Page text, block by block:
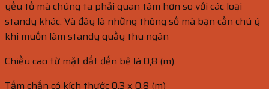
yếu tố mà chúng ta phải quan tâm hơn so với các loại
standy khác. Và đây là những thông số mà bạn cần chú ý
khi muốn làm standy quầy thu ngân
Chiều cao từ mặt đất đến bệ là 0,8 (m)
Tấm chắn có kích thước 0,3 x 0,8 (m)